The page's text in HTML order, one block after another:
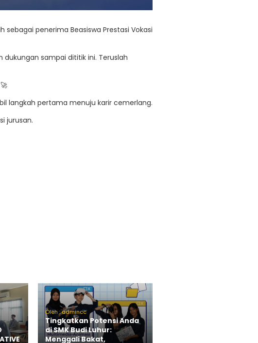
penerima Beasiswa Prestasi Vokasi
dukungan sampai dititik ini. Teruslah
langkah pertama menuju karir cemerlang.
jurusan.
Oleh : admincc
Tingkatkan Potensi Anda
di SMK Budi Luhur:
Menggali Bakat,